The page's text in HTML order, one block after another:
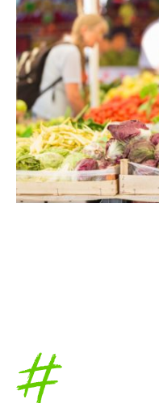
Accueil